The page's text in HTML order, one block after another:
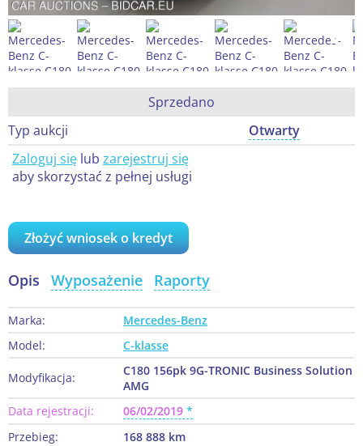
Sprzedano
Typ aukcji
Otwarty
Zaloguj się lub zarejestruj się
aby skorzystać z pełnej usługi
Złożyć wniosek o kredyt
Opis Wyposażenie Raporty
Marka:
Mercedes-Benz
Model:
C-klasse
Modyfikacja:
C180 156pk 9G-TRONIC Business Solution
AMG
Data rejestracji:
06/02/2019
Przebieg:
168 888 km